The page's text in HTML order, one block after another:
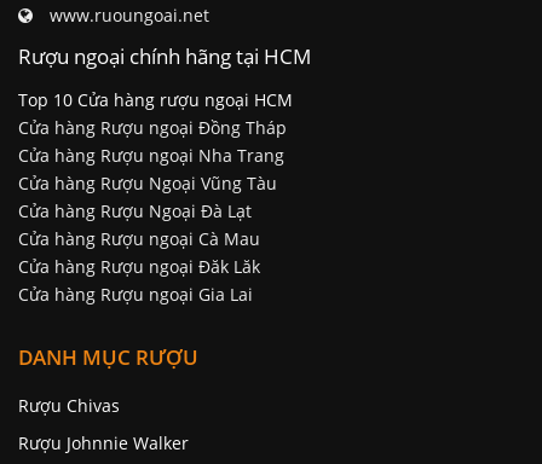
www.ruoungoai.net
Rượu ngoại chính hãng tại HCM
Top 10 Cửa hàng rượu ngoại HCM
Cửa hàng Rượu ngoại Đồng Tháp
Cửa hàng Rượu ngoại Nha Trang
Cửa hàng Rượu Ngoại Vũng Tàu
Cửa hàng Rượu Ngoại Đà Lạt
Cửa hàng Rượu ngoại Cà Mau
Cửa hàng Rượu ngoại Đăk Lăk
Cửa hàng Rượu ngoại Gia Lai
DANH MỤC RƯỢU
Rượu Chivas
Rượu Johnnie Walker